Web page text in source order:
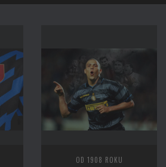
OD 1908 ROKU